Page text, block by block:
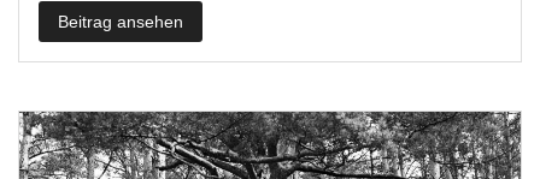
Beitrag ansehen